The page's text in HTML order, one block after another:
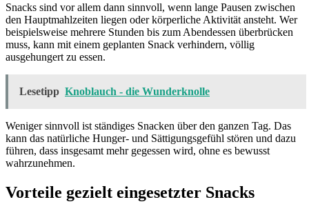
Snacks sind vor allem dann sinnvoll, wenn lange Pausen zwischen
den Hauptmahlzeiten liegen oder körperliche Aktivität ansteht. Wer
beispielsweise mehrere Stunden bis zum Abendessen überbrücken
muss, kann mit einem geplanten Snack verhindern, völlig
ausgehungert zu essen.
Lesetipp Knoblauch - die Wunderknolle
Weniger sinnvoll ist ständiges Snacken über den ganzen Tag. Das
kann das natürliche Hunger- und Sättigungsgefühl stören und dazu
führen, dass insgesamt mehr gegessen wird, ohne es bewusst
wahrzunehmen.
Vorteile gezielt eingesetzter Snacks